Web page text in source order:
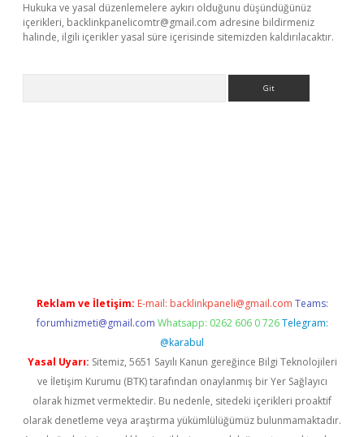
Hukuka ve yasal düzenlemelere aykırı olduğunu düşündüğünüz
içerikleri, backlinkpanelicomtr@gmail.com adresine bildirmeniz
halinde, ilgili içerikler yasal süre içerisinde sitemizden kaldırılacaktır.
Reklam ve İletişim: E-mail: backlinkpaneli@gmail.com Teams:
forumhizmeti@gmail.com Whatsapp: 0262 606 0 726 Telegram:
@karabul
Yasal Uyarı: Sitemiz, 5651 Sayılı Kanun gereğince Bilgi Teknolojileri
ve İletişim Kurumu (BTK) tarafından onaylanmış bir Yer Sağlayıcı
olarak hizmet vermektedir. Bu nedenle, sitedeki içerikleri proaktif
olarak denetleme veya araştırma yükümlülüğümüz bulunmamaktadır.